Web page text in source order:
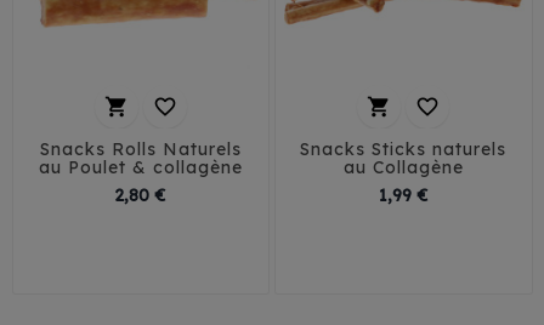
 
Snacks Rolls Naturels
au Poulet & collagène
2,80 €
 
Snacks Sticks naturels
au Collagène
1,99 €Prix